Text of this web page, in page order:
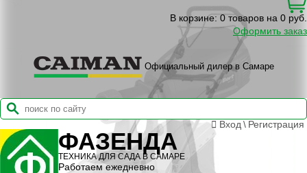
В корзине: 0 товаров на 0 руб.
Оформить заказ
Официальный дилер в Самаре
Вход \ Регистрация
ФАЗЕНДА
ТЕХНИКА ДЛЯ САДА В САМАРЕ
Работаем ежедневно